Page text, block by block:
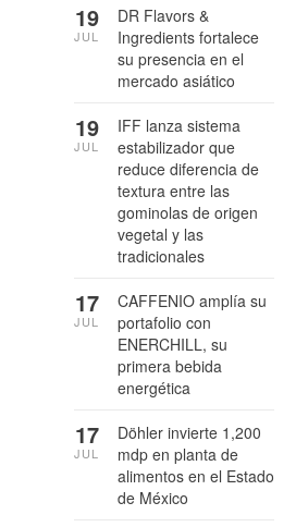
DR Flavors &
Ingredients fortalece
su presencia en el
mercado asiático
19
JUL
IFF lanza sistema
estabilizador que
reduce diferencia de
textura entre las
gominolas de origen
vegetal y las
tradicionales
19
JUL
CAFFENIO amplía su
portafolio con
ENERCHILL, su
primera bebida
energética
17
JUL
Döhler invierte 1,200
mdp en planta de
alimentos en el Estado
de México
17
JUL